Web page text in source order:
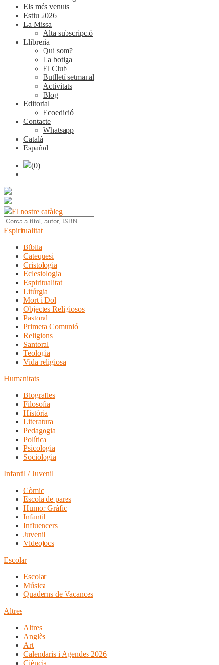
Els més venuts
Estiu 2026
La Missa
Alta subscripció
Llibreria
Qui som?
La botiga
El Club
Butlletí setmanal
Activitats
Blog
Editorial
Ecoedició
Contacte
Whatsapp
Català
Español
(0)
El nostre catàleg
Espiritualitat
Bíblia
Catequesi
Cristologia
Eclesiologia
Espiritualitat
Litúrgia
Mort i Dol
Objectes Religiosos
Pastoral
Primera Comunió
Religions
Santoral
Teologia
Vida religiosa
Humanitats
Biografies
Filosofia
Història
Literatura
Pedagogia
Política
Psicologia
Sociologia
Infantil / Juvenil
Còmic
Escola de pares
Humor Gràfic
Infantil
Influencers
Juvenil
Videojocs
Escolar
Escolar
Música
Quaderns de Vacances
Altres
Altres
Anglès
Art
Calendaris i Agendes 2026
Ciència